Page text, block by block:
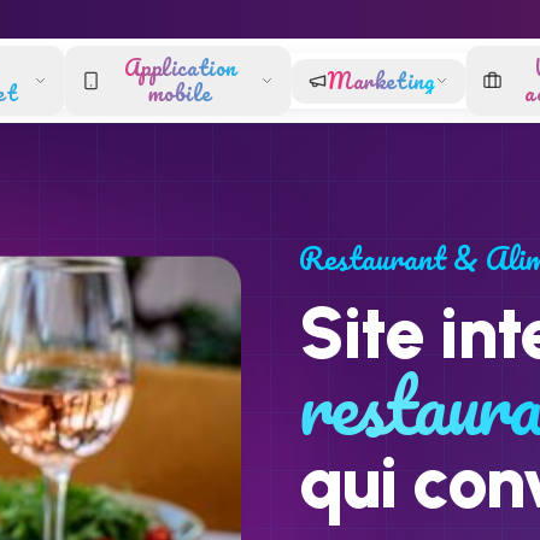
Application
mobile Marketing
Restaurant &
Site
qui